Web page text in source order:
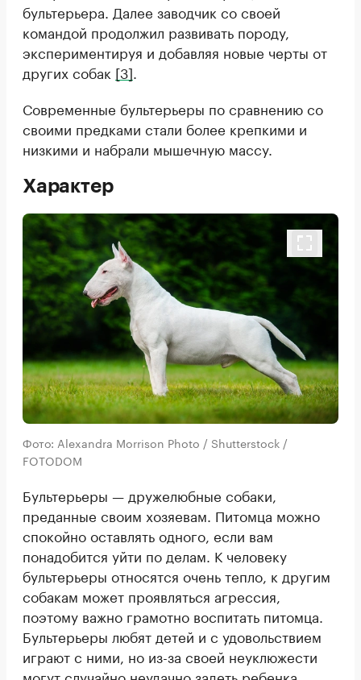
бультерьера. Далее заводчик со своей
командой продолжил развивать породу,
экспериментируя и добавляя новые черты от
других собак [3]
Современные бультерьеры по сравнению со
своими предками стали более крепкими и
низкими и набрали мышечную массу.
Характер
Фото: Alexandra Morrison Photo / Shutterstock /
FOTODOM
Бультерьеры — дружелюбные собаки,
преданные своим хозяевам. Питомца можно
спокойно оставлять одного, если вам
понадобится уйти по делам. К человеку
бультерьеры относятся очень тепло, к другим
собакам может проявляться агрессия,
поэтому важно грамотно воспитать питомца.
Бультерьеры любят детей и с удовольствием
играют с ними, но из-за своей неуклюжести